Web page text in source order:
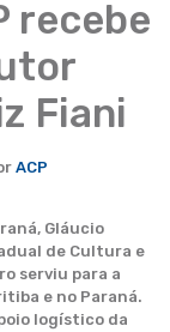
recebe
Fiani
ACP
Gláucio
de Cultura e
serviu para a
e no Paraná.
logístico da